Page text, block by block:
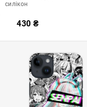
силікон
430 ₴